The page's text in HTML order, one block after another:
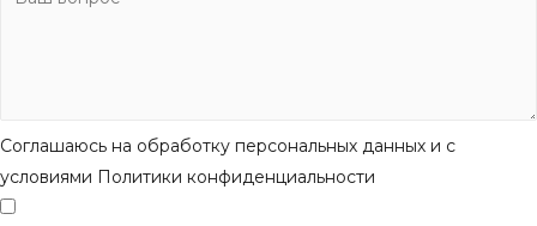
Соглашаюсь на обработку персональных данных и с
условиями Политики конфиденциальности